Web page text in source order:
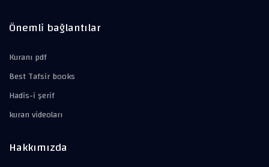
Önemli bağlantılar
Kuranı pdf
Best Tafsir books
Hadis-i şerif
kuran videoları
Hakkımızda